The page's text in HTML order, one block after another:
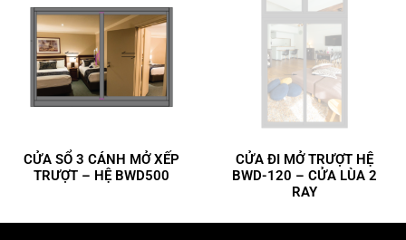
CỬA SỔ 3 CÁNH MỞ XẾP
TRƯỢT – HỆ BWD500
CỬA ĐI MỞ TRƯỢT HỆ
BWD-120 – CỬA LÙA 2
RAY